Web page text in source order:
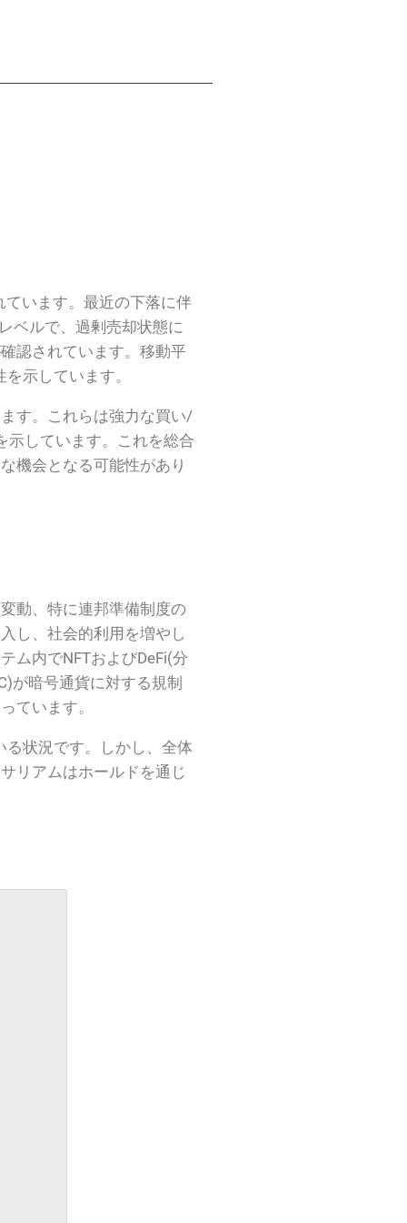
います。最近の下落に伴
ベルで、過剰売却状態に
認されています。移動平
示しています。
す。これらは強力な買い/
示しています。これを総合
機会となる可能性があり
動、特に連邦準備制度の
し、社会的利用を増やし
ム内でNFTおよびDeFi(分
が暗号通貨に対する規制
ています。
状況です。しかし、全体
リアムはホールドを通じ